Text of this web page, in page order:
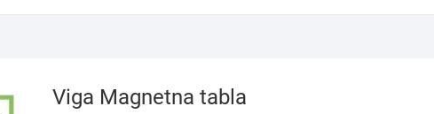
Viga Magnetna tabla